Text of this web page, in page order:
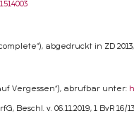
abgedruckt in ZD
auf Vergessen“), abrufbar unter:
Beschl. v. 06.11.2019, 1 BvR